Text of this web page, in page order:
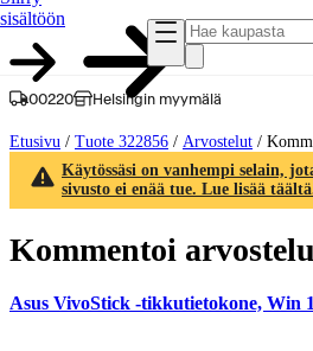
sisältöön
00220 Helsingin myymälä
Etusivu / Tuote 322856 / Arvostelut /
Käytössäsi on vanhempi selain,
sivusto ei enää tue. Lue lisää
Kommentoi
Asus VivoStick -tikkutietokone, Win